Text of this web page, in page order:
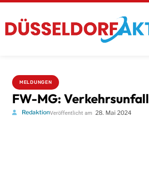
MELDUNGEN
FW-MG: Verkehrsunfall
RedaktionVeröffentlicht am 28. Mai 2024